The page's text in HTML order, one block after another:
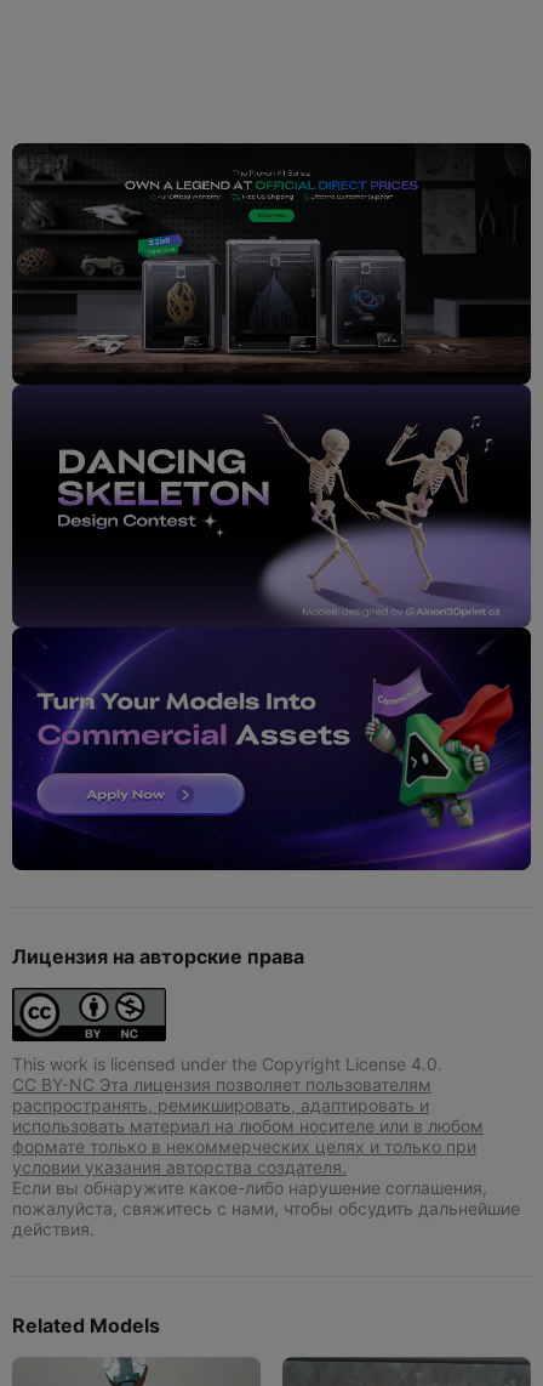
Лицензия на авторские права
This work is licensed under the Copyright License 4.0.
CC BY-NC Эта лицензия позволяет пользователям
распространять, ремикшировать, адаптировать и
использовать материал на любом носителе или в любом
формате только в некоммерческих целях и только при
условии указания авторства создателя.
Если вы обнаружите какое-либо нарушение соглашения,
пожалуйста, свяжитесь с нами, чтобы обсудить дальнейшие
действия.
Related Models